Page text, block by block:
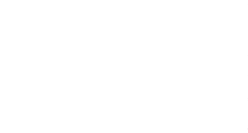
外
主
谢
您